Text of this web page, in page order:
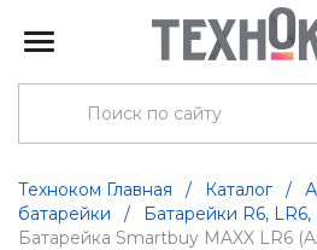
Техноком Главная / Каталог /
батарейки
/ Батарейки R6,
Батарейка Smartbuy MAXX LR6